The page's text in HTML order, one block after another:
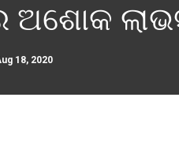
ଅଶୋକ
18, 2020